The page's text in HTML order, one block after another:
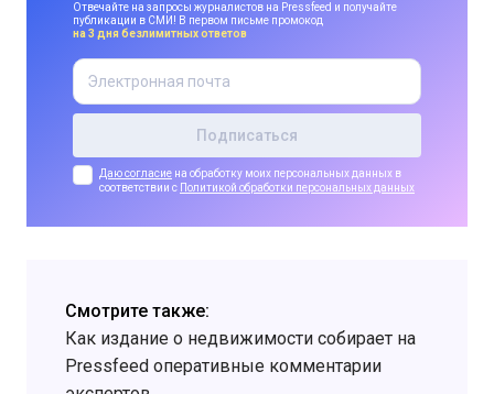
Отвечайте на запросы журналистов на Pressfeed и получайте
публикации в СМИ! В первом письме промокод
на 3 дня безлимитных ответов
Даю согласие на обработку моих персональных данных в
соответствии с Политикой обработки персональных данных
Смотрите также:
Как издание о недвижимости собирает на
Pressfeed оперативные комментарии